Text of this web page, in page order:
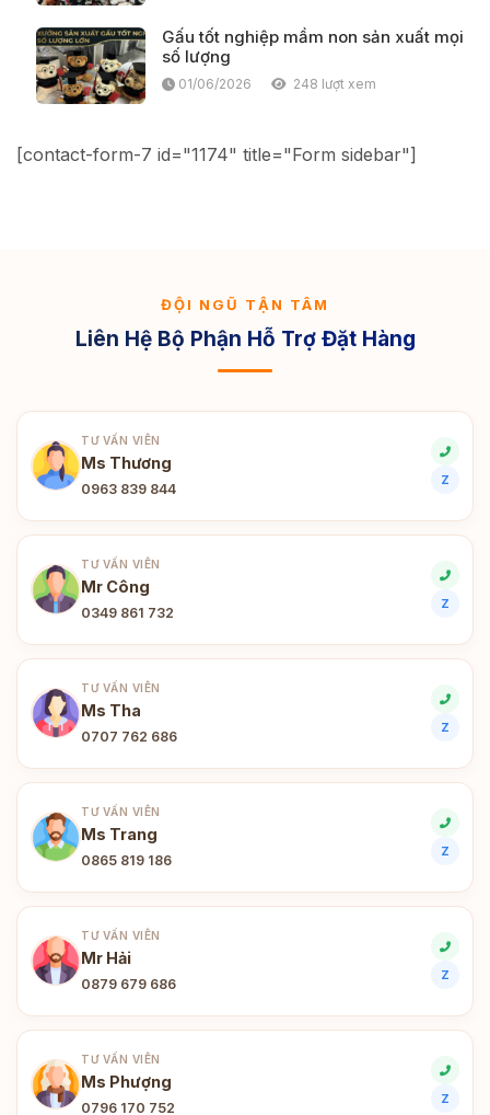
Gấu tốt nghiệp mầm non sản xuất mọi
số lượng
01/06/2026 248 lượt xem
[contact-form-7 id="1174" title="Form sidebar"]
ĐỘI NGŨ TẬN TÂM
Liên Hệ Bộ Phận Hỗ Trợ Đặt Hàng
TƯ VẤN VIÊN
Ms Thương
0963 839 844
Z
TƯ VẤN VIÊN
Mr Công
0349 861 732
Z
TƯ VẤN VIÊN
Ms Tha
0707 762 686
Z
TƯ VẤN VIÊN
Ms Trang
0865 819 186
Z
TƯ VẤN VIÊN
Mr Hải
0879 679 686
Z
TƯ VẤN VIÊN
Ms Phượng
0796 170 752
Z